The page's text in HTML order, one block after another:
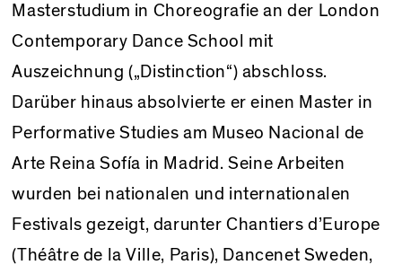
Masterstudium in Choreografie an der London
Contemporary Dance School mit
Auszeichnung („Distinction“) abschloss.
Darüber hinaus absolvierte er einen Master in
Performative Studies am Museo Nacional de
Arte Reina Sofía in Madrid. Seine Arbeiten
wurden bei nationalen und internationalen
Festivals gezeigt, darunter Chantiers d’Europe
(Théâtre de la Ville, Paris), Dancenet Sweden,